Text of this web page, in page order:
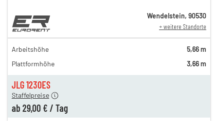
JLG 1230ES
74,00 €
59,00 €
45,00 €
39,00 €
Staffelpreise
ab 29,00 € / Tag
Wendelstein, 90530
+ weitere Standorte
Arbeitshöhe
5,66 m
Plattformhöhe
3,66 m